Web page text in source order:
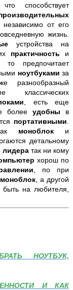
способствует
, независимо от его
жизнь.
устройства на
практичность и
предпочитает
ноутбуками за
разнообразный
, есть еще
более удобны в
портативными
моноблок и
детальному
лидератак ни кому
хорош по
, по при
, а другой
быть на любителя,
НОУТБУК,
И КАК